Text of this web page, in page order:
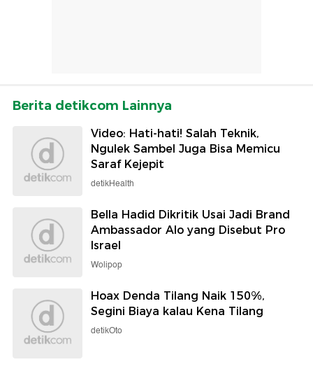
Berita detikcom Lainnya
Video: Hati-hati! Salah Teknik,
Ngulek Sambel Juga Bisa Memicu
Saraf Kejepit
detikHealth
Bella Hadid Dikritik Usai Jadi Brand
Ambassador Alo yang Disebut Pro
Israel
Wolipop
Hoax Denda Tilang Naik 150%,
Segini Biaya kalau Kena Tilang
detikOto